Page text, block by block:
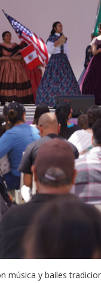
música y bailes
director of the